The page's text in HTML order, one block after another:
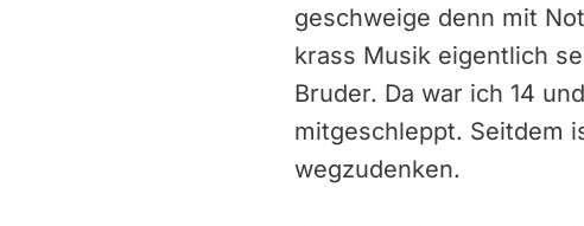
geschweige denn mit
krass Musik eigentlich
Bruder. Da war ich 14
mitgeschleppt. Seitdem
wegzudenken.